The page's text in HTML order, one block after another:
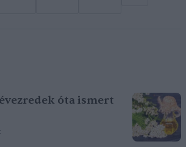
óta ismert